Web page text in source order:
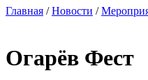
Главная /Новости /
Огарёв Фест